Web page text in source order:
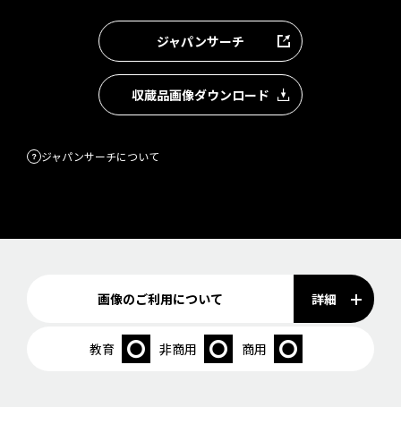
ジャパンサーチ
収蔵品画像ダウンロード
ジャパンサーチについて
画像のご利用について 詳細
教育 非商用 商用